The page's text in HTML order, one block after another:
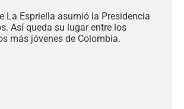
La Espriella asumió la Presidencia
Así queda su lugar entre los
más jóvenes de Colombia.